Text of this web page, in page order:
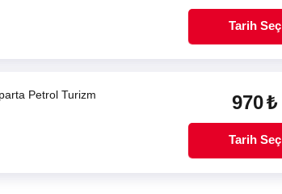
Tarih Seç
Petrol Turizm 970₺
Tarih Seç